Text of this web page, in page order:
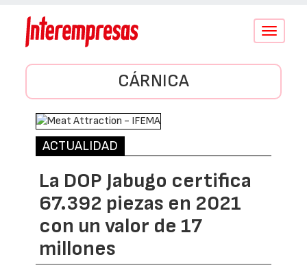
Conmutar
CÁRNICA
ACTUALIDAD
La DOP Jabugo certifica
67.392 piezas en 2021
con un valor de 17
millones